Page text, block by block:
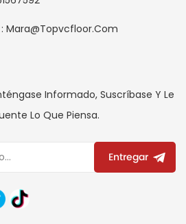
Mara@topvcfloor.com
Informado, Suscríbase Y Le
Lo Que Piensa.
Entregar